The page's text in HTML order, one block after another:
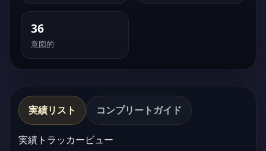
36
意図的
実績リスト コンプリートガイド
実績トラッカービュー